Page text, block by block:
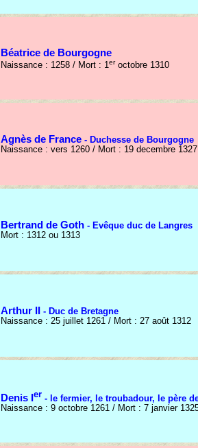
Béatrice de Bourgogne
Naissance : 1258 / Mort : 1er octobre 1310
Agnès de France - Duchesse de Bourgogne
Naissance : vers 1260 / Mort : 19 decembre 1327
Bertrand de Goth - Evêque duc de Langres
Mort : 1312 ou 1313
Arthur II - Duc de Bretagne
Naissance : 25 juillet 1261 / Mort : 27 août 1312
Denis Ier - le fermier, le troubadour, le père
Naissance : 9 octobre 1261 / Mort : 7 janvier